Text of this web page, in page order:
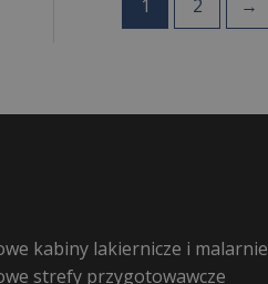
1 2 →
kabiny lakiernicze i malarnie
strefy przygotowawcze